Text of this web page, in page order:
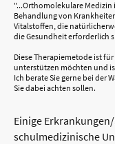
"...Orthomolekulare Medizin
Behandlung von
Vitalstoffen, die
die Gesundheit erforderlich
Diese Therapiemetode ist
unterstützen möchten und
Ich berate Sie gerne bei der
Sie dabei achten sollen.
Einige
schulmedizinische